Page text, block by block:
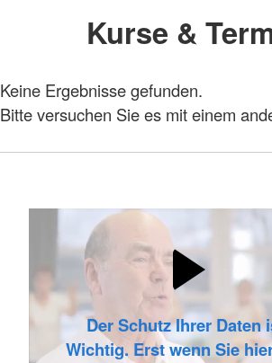
Kurse &
Keine Ergebnisse gefunden.
Bitte versuchen Sie es mit einem
Der Schutz Ihrer Daten
Wichtig. Erst wenn Sie